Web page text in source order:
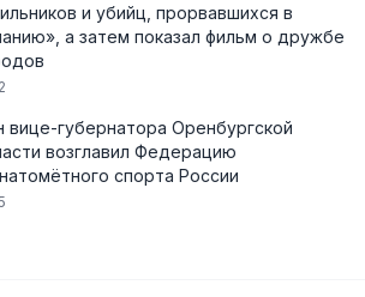
и убийц, прорвавшихся в
а затем показал фильм о дружбе
вице-губернатора Оренбургской
возглавил Федерацию
спорта России